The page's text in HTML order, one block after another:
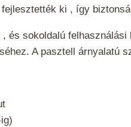
ki , így
és sokoldalú
A pasztell árnyalatú